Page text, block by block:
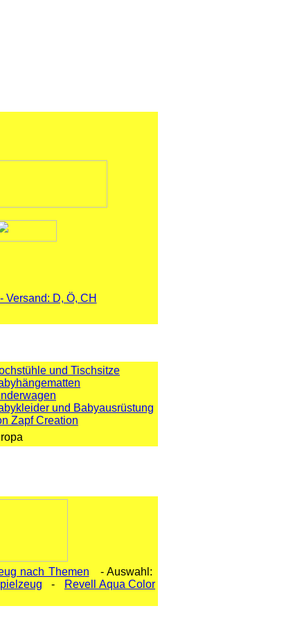
D, Ö, CH
und Tischsitze
und Babyausrüstung
Zapf Creation
nach Themen - Auswahl:
-
Revell Aqua Color